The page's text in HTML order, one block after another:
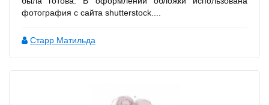
фотография с сайта shutterstock....
Старр Матильда